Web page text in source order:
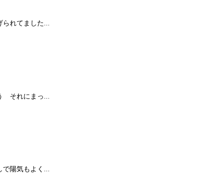
られてました...
それにまっ...
陽気もよく...